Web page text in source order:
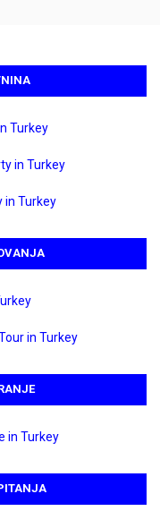
Turkey
in Turkey
in Turkey
in Turkey
in Turkey